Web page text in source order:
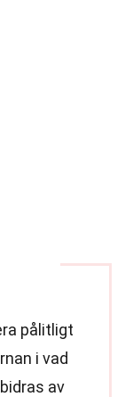
pålitligt
i vad
av